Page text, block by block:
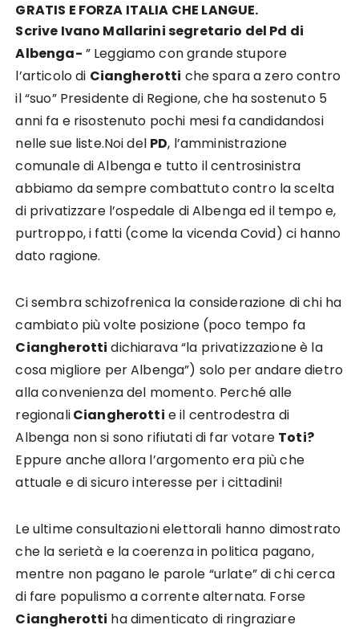
GRATIS E FORZA ITALIA CHE LANGUE.
Scrive Ivano Mallarini segretario del Pd di
Albenga- ” Leggiamo con grande stupore
l’articolo di Ciangherotti che spara a zero contro
il “suo” Presidente di Regione, che ha sostenuto 5
anni fa e risostenuto pochi mesi fa candidandosi
nelle sue liste.Noi del PD, l’amministrazione
comunale di Albenga e tutto il centrosinistra
abbiamo da sempre combattuto contro la scelta
di privatizzare l’ospedale di Albenga ed il tempo e,
purtroppo, i fatti (come la vicenda Covid) ci hanno
dato ragione.
Ci sembra schizofrenica la considerazione di chi ha
cambiato più volte posizione (poco tempo fa
Ciangherotti dichiarava “la privatizzazione è la
cosa migliore per Albenga”) solo per andare dietro
alla convenienza del momento. Perché alle
regionaliCiangherotti e il centrodestra di
Albenga non si sono rifiutati di far votare Toti?
Eppure anche allora l’argomento era più che
attuale e di sicuro interesse per i cittadini!
Le ultime consultazioni elettorali hanno dimostrato
che la serietà e la coerenza in politica pagano,
mentre non pagano le parole “urlate” di chi cerca
di fare populismo a corrente alternata. Forse
Ciangherotti ha dimenticato di ringraziare